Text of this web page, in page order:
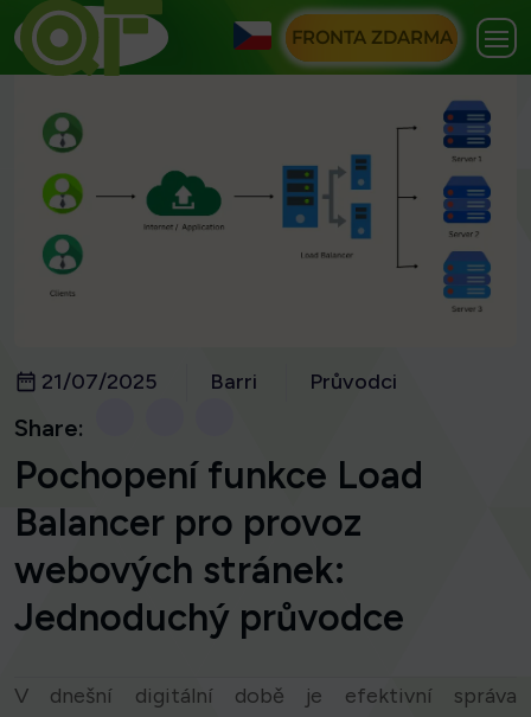
FRONTA ZDARMA
21/07/2025 Barri Průvodci
Share:
Pochopení funkce Load
Balancer pro provoz
webových stránek:
Jednoduchý průvodce
V dnešní digitální době je efektivní správa